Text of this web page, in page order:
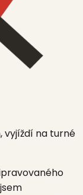
vyjíždí na turné